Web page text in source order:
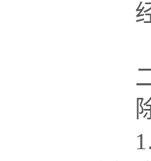
经
二
除